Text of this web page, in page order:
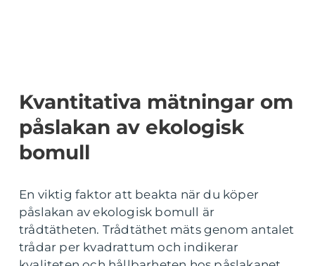
Kvantitativa mätningar om
påslakan av ekologisk
bomull
En viktig faktor att beakta när du köper
påslakan av ekologisk bomull är
trådtätheten. Trådtäthet mäts genom antalet
trådar per kvadrattum och indikerar